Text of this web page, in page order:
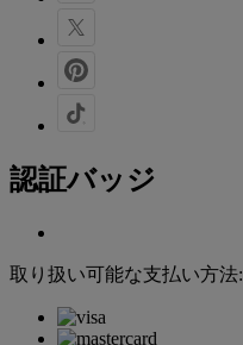
認証バッジ
取り扱い可能な支払い方法: